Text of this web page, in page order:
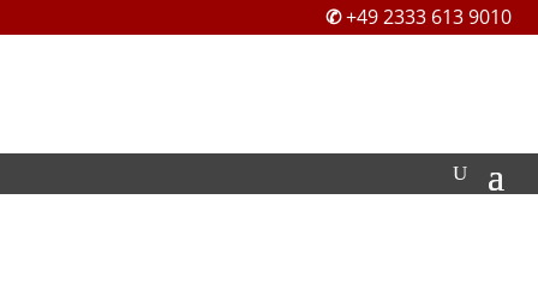
✆ +49 2333 613 9010